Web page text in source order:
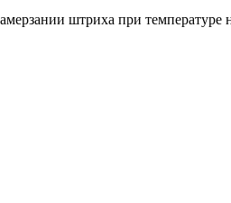
штриха при